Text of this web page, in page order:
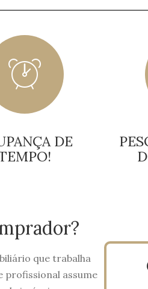
DE
que trabalha
profissional assume